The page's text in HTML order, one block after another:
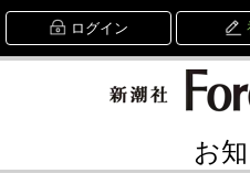
ログイン
お